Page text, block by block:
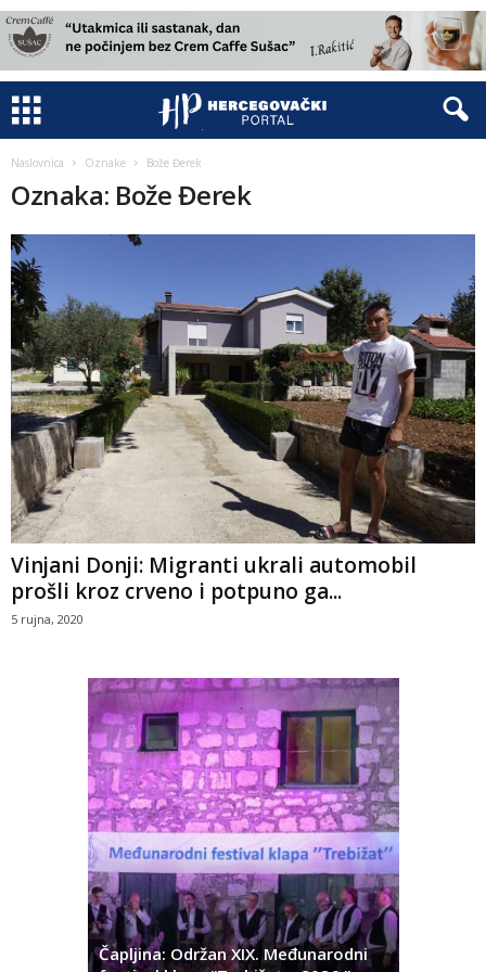
Naslovnica Oznake Bože Đerek
Oznaka: Bože Đerek
Vinjani Donji: Migranti ukrali automobil
prošli kroz crveno i potpuno ga...
5 rujna, 2020
Čapljina: Održan XIX. Međunarodni